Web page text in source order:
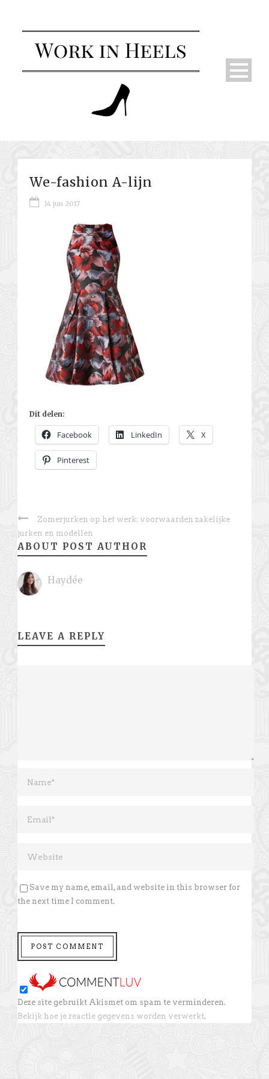
We-fashion A-lijn
14 jun 2017
Dit delen:
Facebook LinkedIn X
Pinterest
Zomerjurken op het werk: voorwaarden zakelijke
jurken en modellen
ABOUT POST AUTHOR
Haydée
LEAVE A REPLY
Save my name, email, and website in this browser for
the next time I comment.
Deze site gebruikt Akismet om spam te verminderen.
Bekijk hoe je reactie gegevens worden verwerkt.